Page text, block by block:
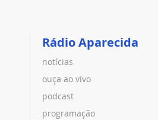
Rádio Aparecida
notícias
ouça ao vivo
podcast
programação